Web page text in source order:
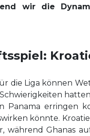
wir die
die Liga können
Panama erringen
könnte.
während Ghanas